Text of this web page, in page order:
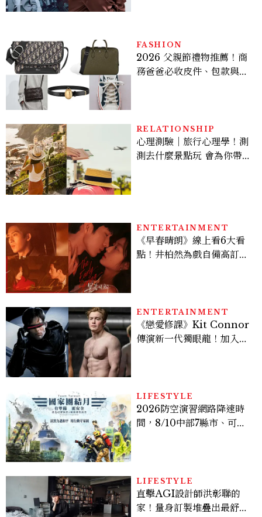
FASHION
2026 父親節禮物推薦！商
務爸爸必收皮件、包款與鞋
RELATIONSHIP
心理測驗｜旅行心理學！測
測去什麼景點玩 會為你帶來
ENTERTAINMENT
《早春晴朗》線上看6大看
點！井柏然為戲自備高訂，
ENTERTAINMENT
《戀愛修課》Kit Connor
傳演新一代獨眼龍！加入新
LIFESTYLE
2026防空演習網路降速時
間，8/10中部7縣市、可以
LIFESTYLE
直擊AGI設計師洪彰聯的
家！量身訂製堆疊出最舒適